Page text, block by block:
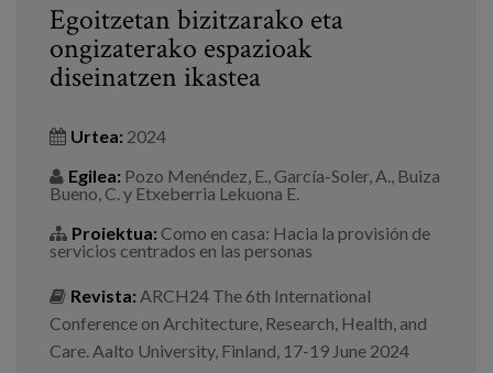
Egoitzetan bizitzarako eta
ongizaterako espazioak
diseinatzen ikastea
Urtea: 2024
Egilea: Pozo Menéndez, E., García-Soler, A., Buiza
Bueno, C. y Etxeberria Lekuona E.
Proiektua: Como en casa: Hacia la provisión de
servicios centrados en las personas
Revista: ARCH24 The 6th International
Conference on Architecture, Research, Health, and
Care. Aalto University, Finland, 17-19 June 2024